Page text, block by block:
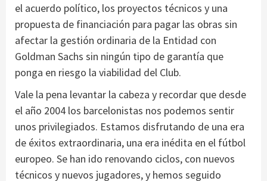
el acuerdo político, los proyectos técnicos y una
propuesta de financiación para pagar las obras sin
afectar la gestión ordinaria de la Entidad con
Goldman Sachs sin ningún tipo de garantía que
ponga en riesgo la viabilidad del Club.
Vale la pena levantar la cabeza y recordar que desde
el año 2004 los barcelonistas nos podemos sentir
unos privilegiados. Estamos disfrutando de una era
de éxitos extraordinaria, una era inédita en el fútbol
europeo. Se han ido renovando ciclos, con nuevos
técnicos y nuevos jugadores, y hemos seguido